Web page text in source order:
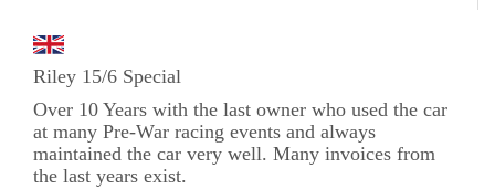
Riley 15/6 Special
Over 10 Years with the last owner who used the car
at many Pre-War racing events and always
maintained the car very well. Many invoices from
the last years exist.